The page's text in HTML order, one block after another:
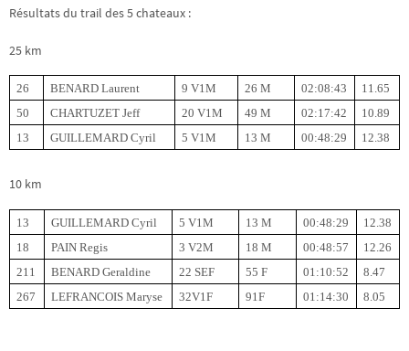
Résultats du trail des 5 chateaux :
25 km
26 BENARD Laurent 9 V1M 26 M 02:08:43
11.65
50
CHARTUZET Jeff 20 V1M 49 M 02:17:42
10.89
13
GUILLEMARD Cyril 5 V1M 13 M 00:48:29 12.38
10 km
13 GUILLEMARD Cyril 5 V1M 13 M 00:48:29
12.38
18
PAIN Regis 3 V2M 18 M 00:48:57
12.26
211
BENARD Geraldine 22 SEF 55 F 01:10:52
8.47
267
LEFRANCOIS Maryse 32V1F 91F 01:14:30 8.05